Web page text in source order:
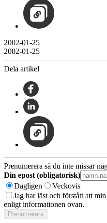
2002-01-25
2002-01-25
Dela artikel
Prenumerera så du inte missar
Din epost (obligatorisk)
Dagligen
Veckovis
Jag har läst och förstått att
enligt informationen ovan.